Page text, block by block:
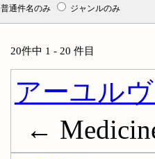
普通件名のみ ジャンルのみ
20件中 1 - 20 件目
アーユル
←